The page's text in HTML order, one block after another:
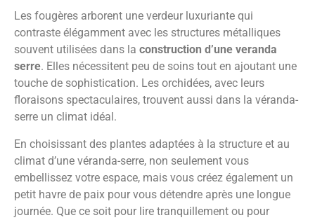
Les fougères arborent une verdeur luxuriante qui
contraste élégamment avec les structures métalliques
souvent utilisées dans la construction d’une veranda
serre. Elles nécessitent peu de soins tout en ajoutant une
touche de sophistication. Les orchidées, avec leurs
floraisons spectaculaires, trouvent aussi dans la véranda-
serre un climat idéal.
En choisissant des plantes adaptées à la structure et au
climat d’une véranda-serre, non seulement vous
embellissez votre espace, mais vous créez également un
petit havre de paix pour vous détendre après une longue
journée. Que ce soit pour lire tranquillement ou pour